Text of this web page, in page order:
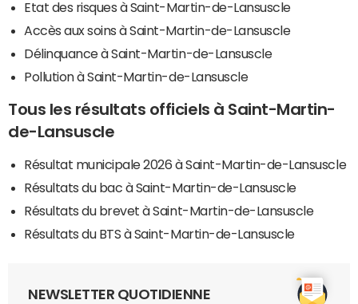
Etat des risques à Saint-Martin-de-Lansuscle
Accès aux soins à Saint-Martin-de-Lansuscle
Délinquance à Saint-Martin-de-Lansuscle
Pollution à Saint-Martin-de-Lansuscle
Tous les résultats officiels à Saint-Martin-
de-Lansuscle
Résultat municipale 2026 à Saint-Martin-de-Lansuscle
Résultats du bac à Saint-Martin-de-Lansuscle
Résultats du brevet à Saint-Martin-de-Lansuscle
Résultats du BTS à Saint-Martin-de-Lansuscle
NEWSLETTER QUOTIDIENNE